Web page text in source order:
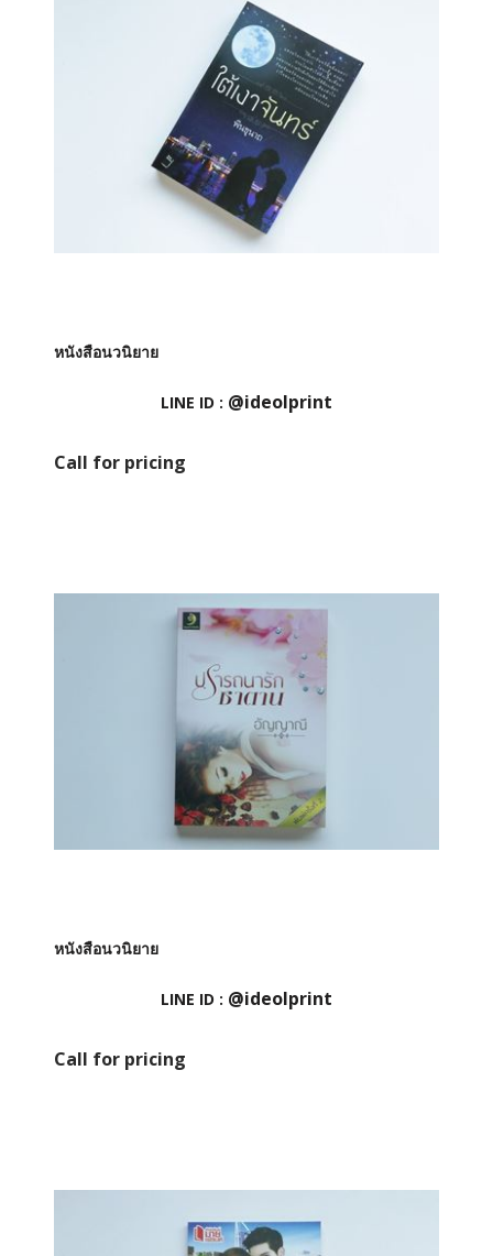
หนังสือนวนิยาย
LINE ID : @ideolprint
Call for pricing
หนังสือนวนิยาย
LINE ID : @ideolprint
Call for pricing